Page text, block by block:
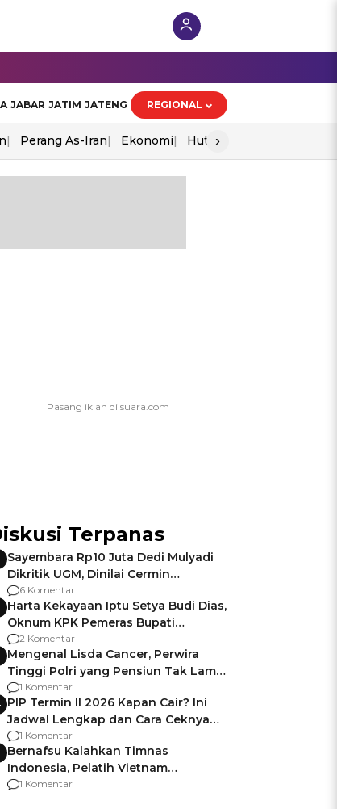
JABAR JATIM JATENG REGIONAL
Perang As-Iran Ekonomi Hut Ri
›
Terpanas
Sayembara Rp10 Juta Dedi Mulyadi
Dikritik UGM, Dinilai Cermin
Gagalnya Negara Jamin Keamanan
6 Komentar
Harta Kekayaan Iptu Setya Budi Dias,
Oknum KPK Pemeras Bupati
Pemalang
2 Komentar
Mengenal Lisda Cancer, Perwira
Tinggi Polri yang Pensiun Tak Lama
Usai Jadi Brigjen
1 Komentar
PIP Termin II 2026 Kapan Cair? Ini
Jadwal Lengkap dan Cara Ceknya
agar Dana Tidak Hangus!
1 Komentar
Bernafsu Kalahkan Timnas
Indonesia, Pelatih Vietnam
Berencana Pakai Jimat di Pakansari
1 Komentar